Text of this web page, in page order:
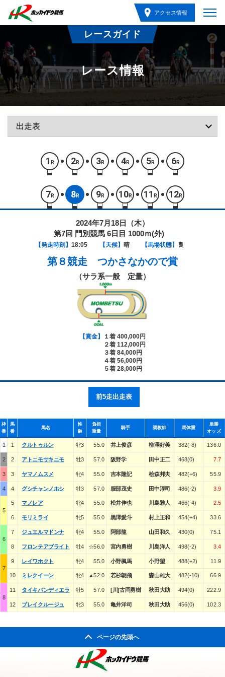
アクセス情報
レースガイド
レース情報
1 R 2R 3R 4R 5R 6R
7 R 8R 9R 10R 11 R 12R
2024年7月18日（木）
第7回 門別競馬 6日目 1000ｍ(外)
【発走時刻】 18:05 【天候】 晴 【馬場状態】 良
第８競走 つかさなかので賞
（サラ系一般 定量）
【賞金】
１着 400,000円
２着 112,000円
３着 84,000円
４着 56,000円
５着 28,000円
前5走出走表
枠
番
馬
番
馬名
性
齢
負担
重量
騎手 調教師 馬体重
単勝
オッズ
1 1 クルトゥルン 牝3 55.0 井上俊彦 柳澤好美 382(-8) 136.0
2 2 アトニモサキニモ 牡3 57.0 阪野学 田中正二 468(0) 7.7
3 3 ヤマノムスメ 牝4 55.0 吉本隆記 桧森邦夫 482(+6) 55.9
4 4 グシチャンノホシ 牡3 57.0 服部茂史 田中淳司 486(-2) 3.9
5
5 マノレア 牝4 55.0 松井伸也 川島雅人 466(-4) 2.5
6 モリミライ 牝5 55.0 黒澤愛斗 村上正和 454(+4) 33.6
6
7 ジュエルマドンナ 牝4 55.0 阿部龍 山田和久 430(0) 75.1
8 フロンテアブライト 牡4 ☆56.0 宮内勇樹 川島洋人 498(-2) 3.4
7
9 レイワホクト 牝4 55.0 小野楓馬 小野望 488(+2) 11.9
10 ミレクイーン 牝4 ▲52.0 若杉朝飛 森山雄大 482(-10) 66.9
8
11 タイキバンディエラ 牡5 57.0 [川]古岡勇樹 秋田大助 494(0) 222.9
12 ブレイクルージュ 牝3 55.0 亀井洋司 秋田大助 456(0) 102.3
ページの先頭へ